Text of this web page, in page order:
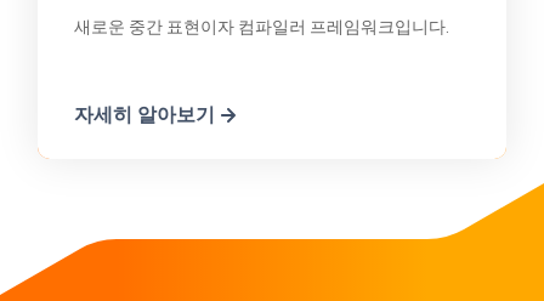
새로운 중간 표현이자 컴파일러 프레임워크입니다.
자세히 알아보기